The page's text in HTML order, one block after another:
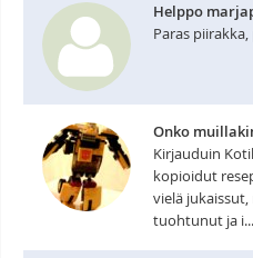
Helppo
Paras
Onko
Kirjauduin
kopioidut
vielä
tuohtunut ja i...